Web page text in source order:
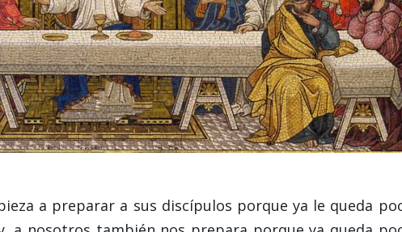
a preparar a sus discípulos porque ya le queda